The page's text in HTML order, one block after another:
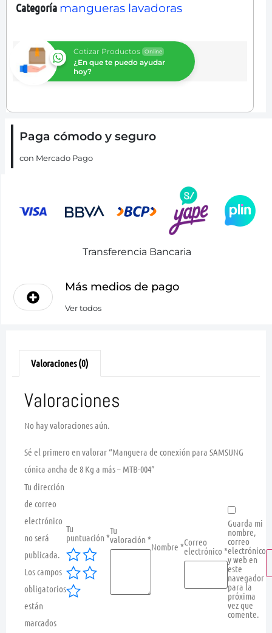
Categoría mangueras lavadoras
Cotizar Productos Online
¿En que te puedo ayudar
hoy?
Paga cómodo y seguro
con Mercado Pago
Transferencia Bancaria
Más medios de pago
Ver todos
Valoraciones (0)
Valoraciones
No hay valoraciones aún.
Sé el primero en valorar “Manguera de conexión para SAMSUNG
cónica ancha de 8 Kg a más – MTB-004”
Tu dirección
de correo
electrónico
no será
publicada.
Los campos
obligatorios
están
marcados
Tu
puntuación *
Tu
valoración *
Nombre *Correo
electrónico *
Guarda mi
nombre,
correo
electrónico
y web en
este
navegador
para la
próxima
vez que
comente.